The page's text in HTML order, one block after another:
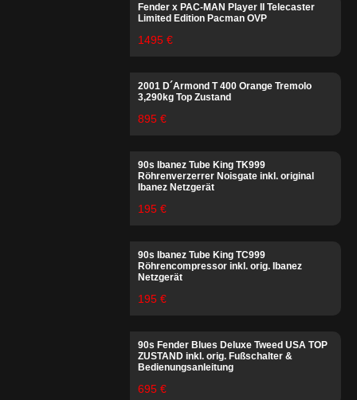
Fender x PAC-MAN Player II Telecaster
Limited Edition Pacman OVP
1495 €
2001 D´Armond T 400 Orange Tremolo
3,290kg Top Zustand
895 €
90s Ibanez Tube King TK999
Röhrenverzerrer Noisgate inkl. original
Ibanez Netzgerät
195 €
90s Ibanez Tube King TC999
Röhrencompressor inkl. orig. Ibanez
Netzgerät
195 €
90s Fender Blues Deluxe Tweed USA TOP
ZUSTAND inkl. orig. Fußschalter &
Bedienungsanleitung
695 €